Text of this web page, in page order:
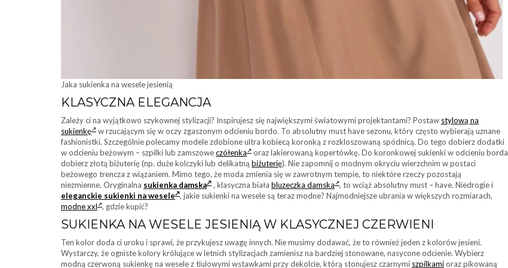
Jaka sukienka na wesele jesienią
KLASYCZNA ELEGANCJA
Zależy ci na wyjątkowo szykownej stylizacji? Inspirujesz się największymi światowymi projektantami? Postaw stylową na
sukienkę
w rzucającym się w oczy zgaszonym odcieniu bordo. To absolutny must have sezonu, który często wybierają uznane
fashionistki. Szczególnie polecamy modele zdobione ultra kobiecą koronką z rozkloszowaną spódnicą. Do tego dobierz dodatki
w odcieniu beżowym – szpilki lub zamszoweczółenka
oraz lakierowaną kopertówkę. Do koronkowej sukienki w odcieniu borda
dobierz złotą biżuterię (np. duże kolczyki lub delikatną biżuterię). Nie zapomnij o modnym okryciu wierzchnim w postaci
beżowego trencza z wiązaniem. Mimo tego, że moda zmienia się w zawrotnym tempie, to niektóre rzeczy pozostają
niezmienne. Oryginalna sukienka damska , klasyczna biała bluzeczka damska , to wciąż absolutny must – have. Niedrogie i
eleganckie sukienki na wesele , jakie sukienki na wesele są teraz modne? Najmodniejsze ubrania w większych rozmiarach,
modne xxl , gdzie kupić?
SUKIENKA NA WESELE JESIENIĄ W KLASYCZNEJ CZERWIENI
Ten kolor doda ci uroku i sprawi, że przykujesz uwagę innych. Nie musimy dodawać, że to również jeden z kolorów jesieni.
Wystarczy, że ogniste kolory królujące w letnich stylizacjach zamienisz na bardziej stonowane, nasycone odcienie. Wybierz
modną czerwoną sukienkę na wesele z tiulowymi wstawkami przy dekolcie, którą stonujesz czarnymi szpilkamioraz pikowaną